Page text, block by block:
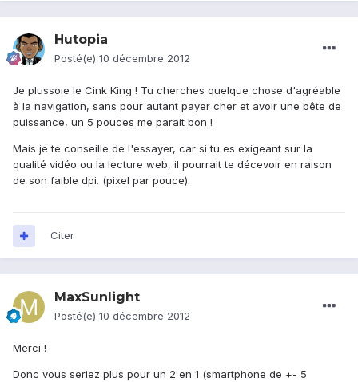
Hutopia
Posté(e) 10 décembre 2012
Je plussoie le Cink King ! Tu cherches quelque chose d'agréable
à la navigation, sans pour autant payer cher et avoir une bête de
puissance, un 5 pouces me parait bon !
Mais je te conseille de l'essayer, car si tu es exigeant sur la
qualité vidéo ou la lecture web, il pourrait te décevoir en raison
de son faible dpi. (pixel par pouce).
Citer
MaxSunlight
Posté(e) 10 décembre 2012
Merci !
Donc vous seriez plus pour un 2 en 1 (smartphone de +- 5